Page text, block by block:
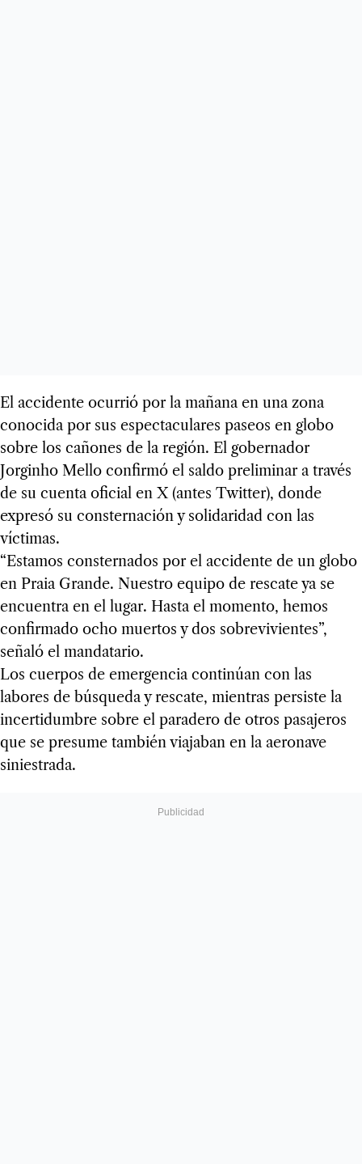
El accidente ocurrió por la mañana en una zona
conocida por sus espectaculares paseos en globo
sobre los cañones de la región. El gobernador
Jorginho Mello confirmó el saldo preliminar a través
de su cuenta oficial en X (antes Twitter), donde
expresó su consternación y solidaridad con las
víctimas.
“Estamos consternados por el accidente de un globo
en Praia Grande. Nuestro equipo de rescate ya se
encuentra en el lugar. Hasta el momento, hemos
confirmado ocho muertos y dos sobrevivientes”,
señaló el mandatario.
Los cuerpos de emergencia continúan con las
labores de búsqueda y rescate, mientras persiste la
incertidumbre sobre el paradero de otros pasajeros
que se presume también viajaban en la aeronave
siniestrada.